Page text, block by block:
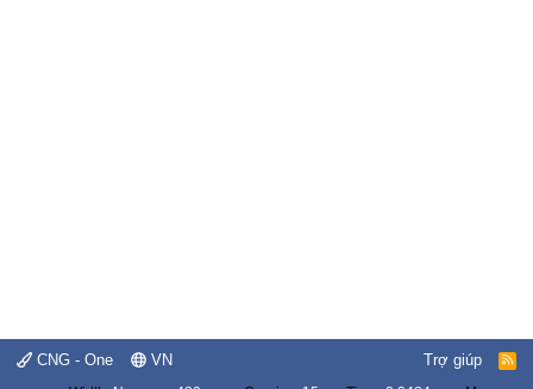
CNG - One VN Trợ giúp
R